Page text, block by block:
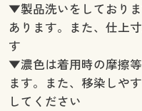
▼製品洗いをしており
あります。また、仕上
す
▼濃色は着用時の摩擦
ます。また、移染しや
してください